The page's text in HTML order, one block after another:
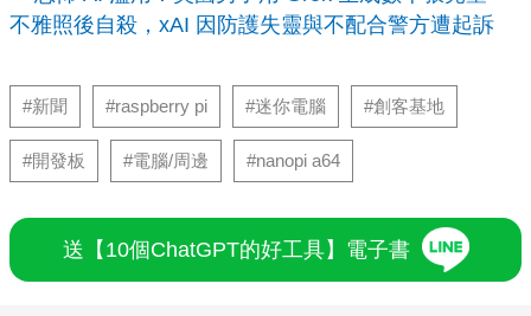
不雅照後自殺，xAI 因防護失靈與不配合警方遭起訴
#新聞 #raspberry pi #迷你電腦 #創客基地
#開發板 #電腦/周邊 #nanopi a64
送【10個ChatGPT的好工具】電子書